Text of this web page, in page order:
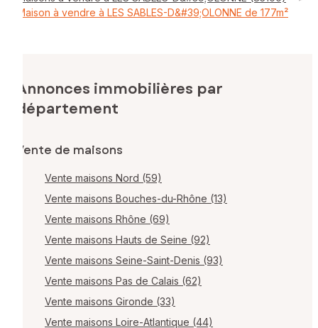
Maison à vendre à LES SABLES-D&#39;OLONNE de 177m²
Annonces immobilières par
département
Vente de maisons
Vente maisons Nord (59)
Vente maisons Bouches-du-Rhône (13)
Vente maisons Rhône (69)
Vente maisons Hauts de Seine (92)
Vente maisons Seine-Saint-Denis (93)
Vente maisons Pas de Calais (62)
Vente maisons Gironde (33)
Vente maisons Loire-Atlantique (44)